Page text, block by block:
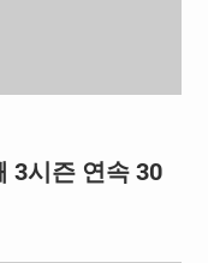
3시즌 연속 30